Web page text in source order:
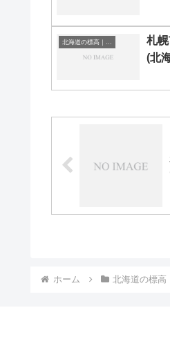
札
(北
ホーム 北海道の標高